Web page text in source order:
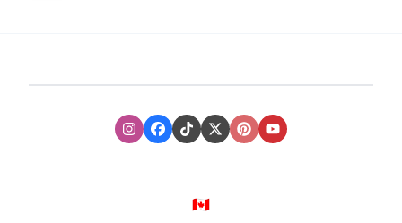
InstagramFacebook
TikTokXTwitter
PinterestYoutube
🇨🇦